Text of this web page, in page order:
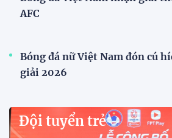
Xã Hùng Châu tưng bừng
truyền thống lần thứ VI